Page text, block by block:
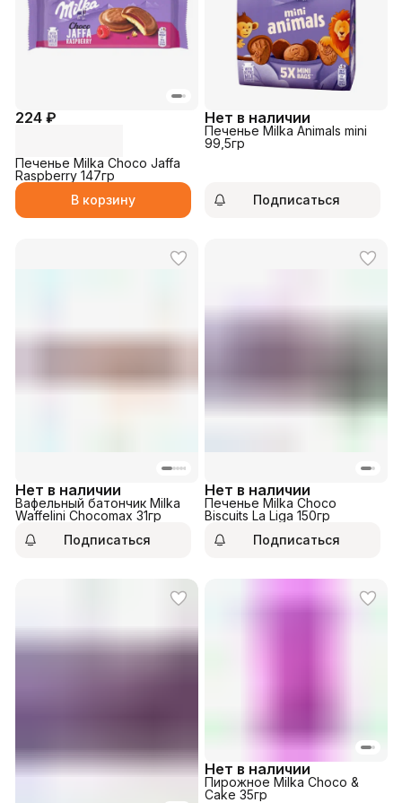
224 ₽
Печенье Milka Choco Jaffa
Raspberry 147гр
В корзину
Нет в наличии
Печенье Milka Animals mini
99,5гр
Подписаться
Нет в наличии
Вафельный батончик Milka
Waffelini Chocomax 31гр
Подписаться
Нет в наличии
Печенье Milka Choco
Biscuits La Liga 150гр
Подписаться
Нет в наличии
Пирожное Milka Choco &
Cake 35гр